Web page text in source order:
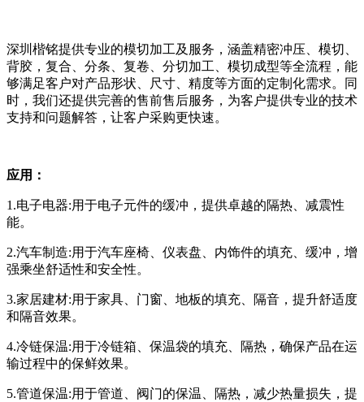
深圳楷铭提供专业的模切加工及服务，涵盖精密冲压、模切、
背胶，复合、分条、复卷、分切加工、模切成型等全流程，能
够满足客户对产品形状、尺寸、精度等方面的定制化需求。同
时，我们还提供完善的售前售后服务，为客户提供专业的技术
支持和问题解答，让客户采购更快速。
应用：
1.电子电器:用于电子元件的缓冲，提供卓越的隔热、减震性
能。
2.汽车制造:用于汽车座椅、仪表盘、内饰件的填充、缓冲，增
强乘坐舒适性和安全性。
3.家居建材:用于家具、门窗、地板的填充、隔音，提升舒适度
和隔音效果。
4.冷链保温:用于冷链箱、保温袋的填充、隔热，确保产品在运
输过程中的保鲜效果。
5.管道保温:用于管道、阀门的保温、隔热，减少热量损失，提